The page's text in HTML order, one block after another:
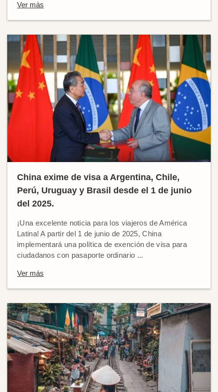
Ver más
China exime de visa a Argentina, Chile,
Perú, Uruguay y Brasil desde el 1 de junio
del 2025.
¡Una excelente noticia para los viajeros de América
Latina! A partir del 1 de junio de 2025, China
implementará una política de exención de visa para
ciudadanos con pasaporte ordinario ...
Ver más